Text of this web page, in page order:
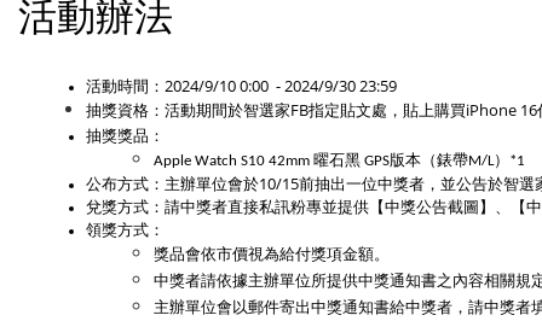
活動辦法
活動時間：2024/9/10 0:00  - 2024/9/30 23:59
抽獎資格： 活動期間於智選家FB指定貼文處，貼上購買iPhone
抽獎獎品：
Apple Watch S10 42mm 曜石黑 GPS版本（錶帶M/L）*1
公布方式：主辦單位會於10/15前抽出一位中獎者，並公告於智選
兌獎方式：請中獎者直接私訊粉專並提供【中獎公告截圖】、【
領獎方式：
獎品會依市價視為給付獎項金額。
中獎者請依據主辦單位所提供中獎通知書之內容相關規
主辦單位會以郵件寄出中獎通知書給中獎者，請中獎